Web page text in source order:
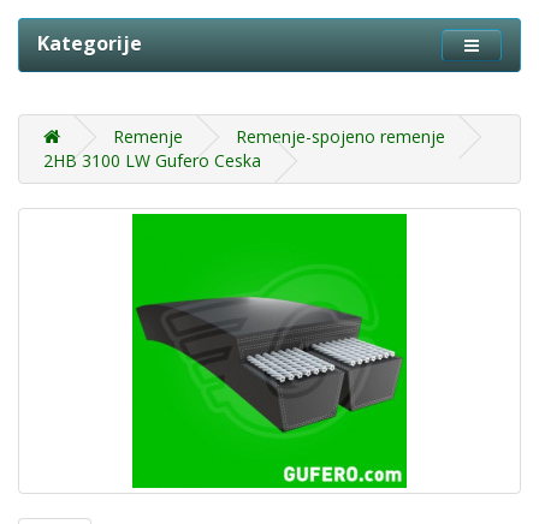
Kategorije
Remenje
Remenje-spojeno remenje
2HB 3100 LW Gufero Ceska